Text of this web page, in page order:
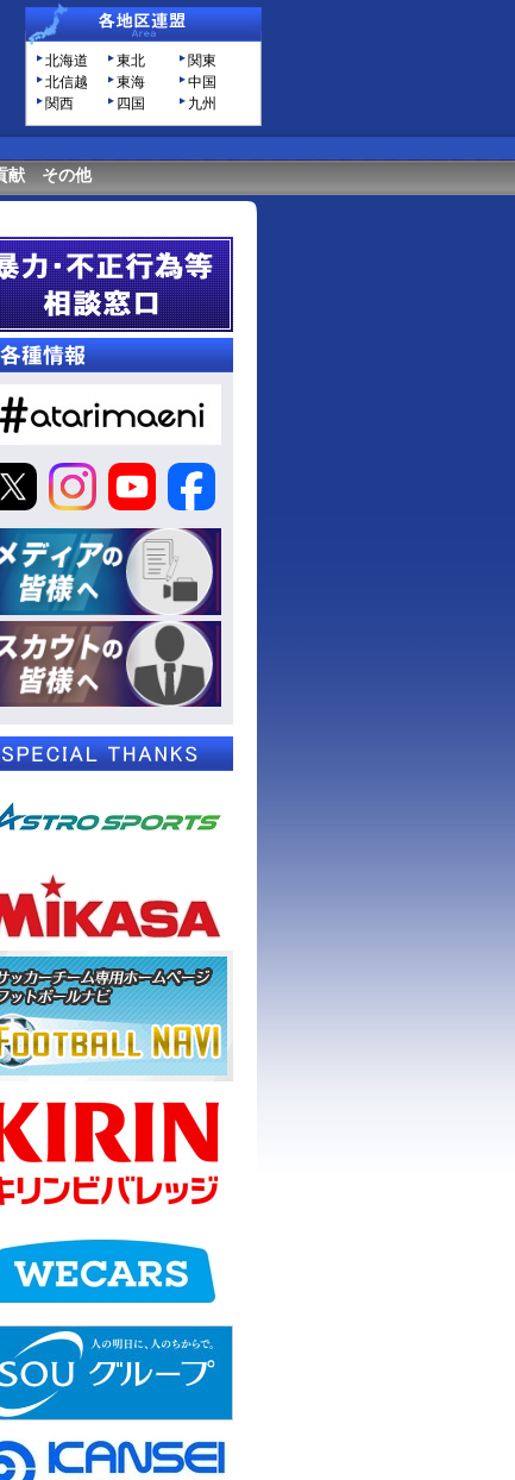
北海道 東北
関東
北信越
東海
中国
関西
四国 九州
献 その他